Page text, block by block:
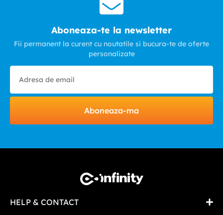
Aboneaza-te la newsletter
Fii permanent la curent cu noutatile si bucura-te de oferte
personalizate
Aboneaza-ma
HELP & CONTACT